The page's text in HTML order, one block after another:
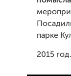
парке
2015